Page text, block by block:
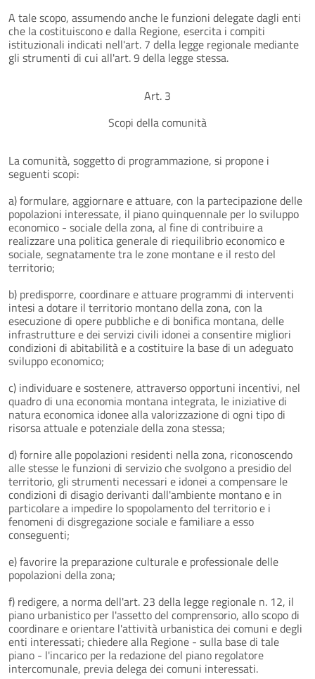
A tale scopo, assumendo anche le funzioni delegate dagli enti
che la costituiscono e dalla Regione, esercita i compiti
istituzionali indicati nell'art. 7 della legge regionale mediante
gli strumenti di cui all'art. 9 della legge stessa.
Art. 3
Scopi della comunità
La comunità, soggetto di programmazione, si propone i
seguenti scopi:
a) formulare, aggiornare e attuare, con la partecipazione delle
popolazioni interessate, il piano quinquennale per lo sviluppo
economico - sociale della zona, al fine di contribuire a
realizzare una politica generale di riequilibrio economico e
sociale, segnatamente tra le zone montane e il resto del
territorio;
b) predisporre, coordinare e attuare programmi di interventi
intesi a dotare il territorio montano della zona, con la
esecuzione di opere pubbliche e di bonifica montana, delle
infrastrutture e dei servizi civili idonei a consentire migliori
condizioni di abitabilità e a costituire la base di un adeguato
sviluppo economico;
c) individuare e sostenere, attraverso opportuni incentivi, nel
quadro di una economia montana integrata, le iniziative di
natura economica idonee alla valorizzazione di ogni tipo di
risorsa attuale e potenziale della zona stessa;
d) fornire alle popolazioni residenti nella zona, riconoscendo
alle stesse le funzioni di servizio che svolgono a presidio del
territorio, gli strumenti necessari e idonei a compensare le
condizioni di disagio derivanti dall'ambiente montano e in
particolare a impedire lo spopolamento del territorio e i
fenomeni di disgregazione sociale e familiare a esso
conseguenti;
e) favorire la preparazione culturale e professionale delle
popolazioni della zona;
f) redigere, a norma dell'art. 23 della legge regionale n. 12, il
piano urbanistico per l'assetto del comprensorio, allo scopo di
coordinare e orientare l'attività urbanistica dei comuni e degli
enti interessati; chiedere alla Regione - sulla base di tale
piano - l'incarico per la redazione del piano regolatore
intercomunale, previa delega dei comuni interessati.